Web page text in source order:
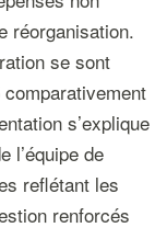
réorganisation.
se sont
s’explique
l’équipe de
reflétant les
renforcés